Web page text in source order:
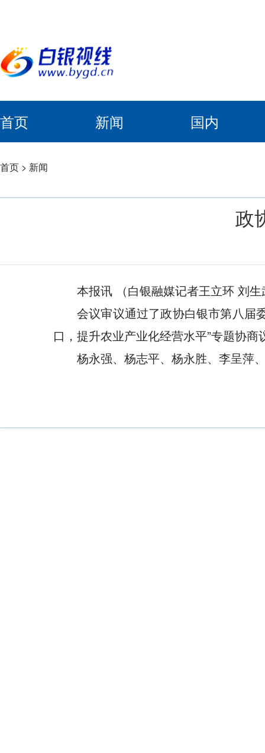
首页 新闻 国内
首页 > 新闻
政
本报讯 （白银融媒记者王立环 刘
会议审议通过了政协白银市第八届
口，提升农业产业化经营水平”专题协
杨永强、杨志平、杨永胜、李呈萍